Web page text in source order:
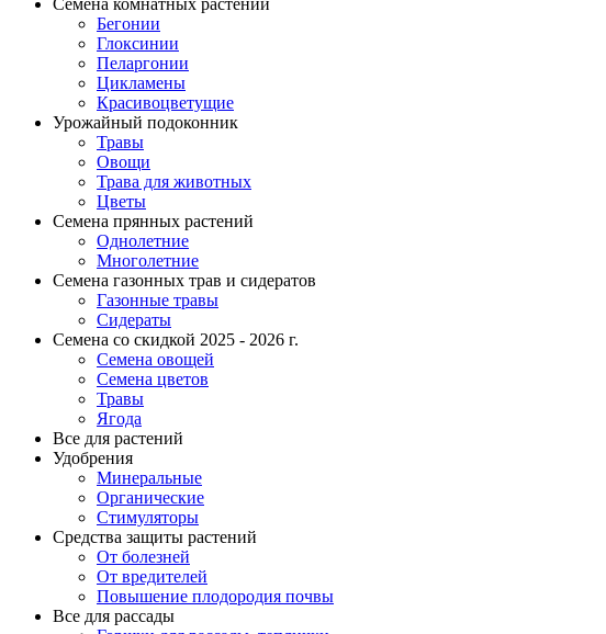
Семена комнатных растений
Бегонии
Глоксинии
Пеларгонии
Цикламены
Красивоцветущие
Урожайный подоконник
Травы
Овощи
Трава для животных
Цветы
Семена прянных растений
Однолетние
Многолетние
Семена газонных трав и сидератов
Газонные травы
Сидераты
Семена со скидкой 2025 - 2026 г.
Семена овощей
Семена цветов
Травы
Ягода
Все для растений
Удобрения
Минеральные
Органические
Стимуляторы
Средства защиты растений
От болезней
От вредителей
Повышение плодородия почвы
Все для рассады